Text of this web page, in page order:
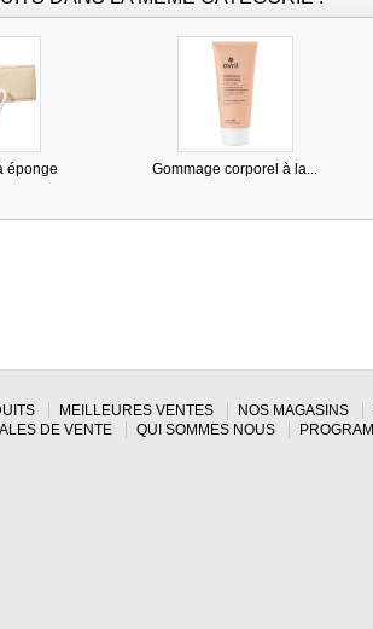
éponge Gommage corporel à la...
MEILLEURES VENTES NOS MAGASINS
DE VENTE
QUI SOMMES NOUS